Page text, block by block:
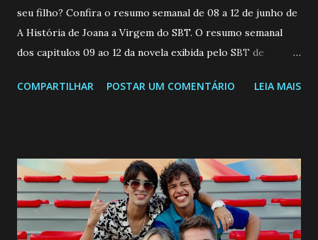
seu filho? Confira o resumo semanal de 08 a 12 de junho de
A História de Joana a Virgem do SBT. O resumo semanal
dos capitulos 09 ao 12 da novela exibida pelo SBT de
a Programação Semanal do SBT de 08/06/26 a 14/06/26
confessa a Gabriel que ele demonstrou ser o tipo de
pessoa que ela tanto desejou durante toda a vida. Camila
entra no quarto de Gabriel e imagina como seria o
encontro deles, quando conseguir seduzi-lo. Manuel avisa a
COMPARTILHAR POSTAR UM COMENTÁRIO LEIA MAIS